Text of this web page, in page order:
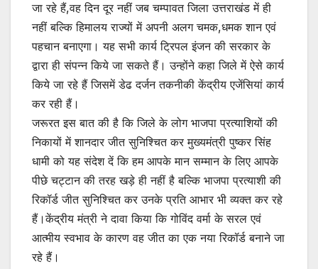
जा रहे हैं,वह दिन दूर नहीं जब चम्पावत जिला उत्तराखंड में ही
नहीं बल्कि हिमालय राज्यों में अपनी अलग चमक,धमक शान एवं
पहचान बनाएगा। यह सभी कार्य ट्रिपल इंजन की सरकार के
द्वारा ही संपन्न किये जा सकते हैं। उन्होंने कहा जिले में ऐसे कार्य
किये जा रहे हैं जिसमें डेढ दर्जन तकनीकी केंद्रीय एजेंसियां कार्य
कर रही हैं।
जरूरत इस बात की है कि जिले के लोग भाजपा प्रत्याशियों की
निकायों में शानदार जीत सुनिश्चित कर मुख्यमंत्री पुष्कर सिंह
धामी को यह संदेश दें कि हम आपके मान सम्मान के लिए आपके
पीछे चट्टान की तरह खड़े ही नहीं है बल्कि भाजपा प्रत्याशी की
रिकॉर्ड जीत सुनिश्चित कर उनके प्रति आभार भी व्यक्त कर रहे
हैं।केंद्रीय मंत्री ने दावा किया कि गोविंद वर्मा के सरल एवं
आत्मीय स्वभाव के कारण वह जीत का एक नया रिकॉर्ड बनाने जा
रहे हैं।